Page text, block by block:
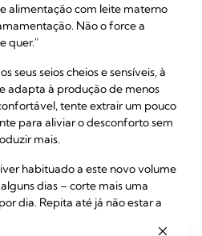
alimentação com leite materno
Não o force a
quer."
seus seios cheios e sensíveis, à
adapta à produção de menos
tente extrair um pouco
para aliviar o desconforto sem
mais.
habituado a este novo volume
dias – corte mais uma
dia. Repita até já não estar a